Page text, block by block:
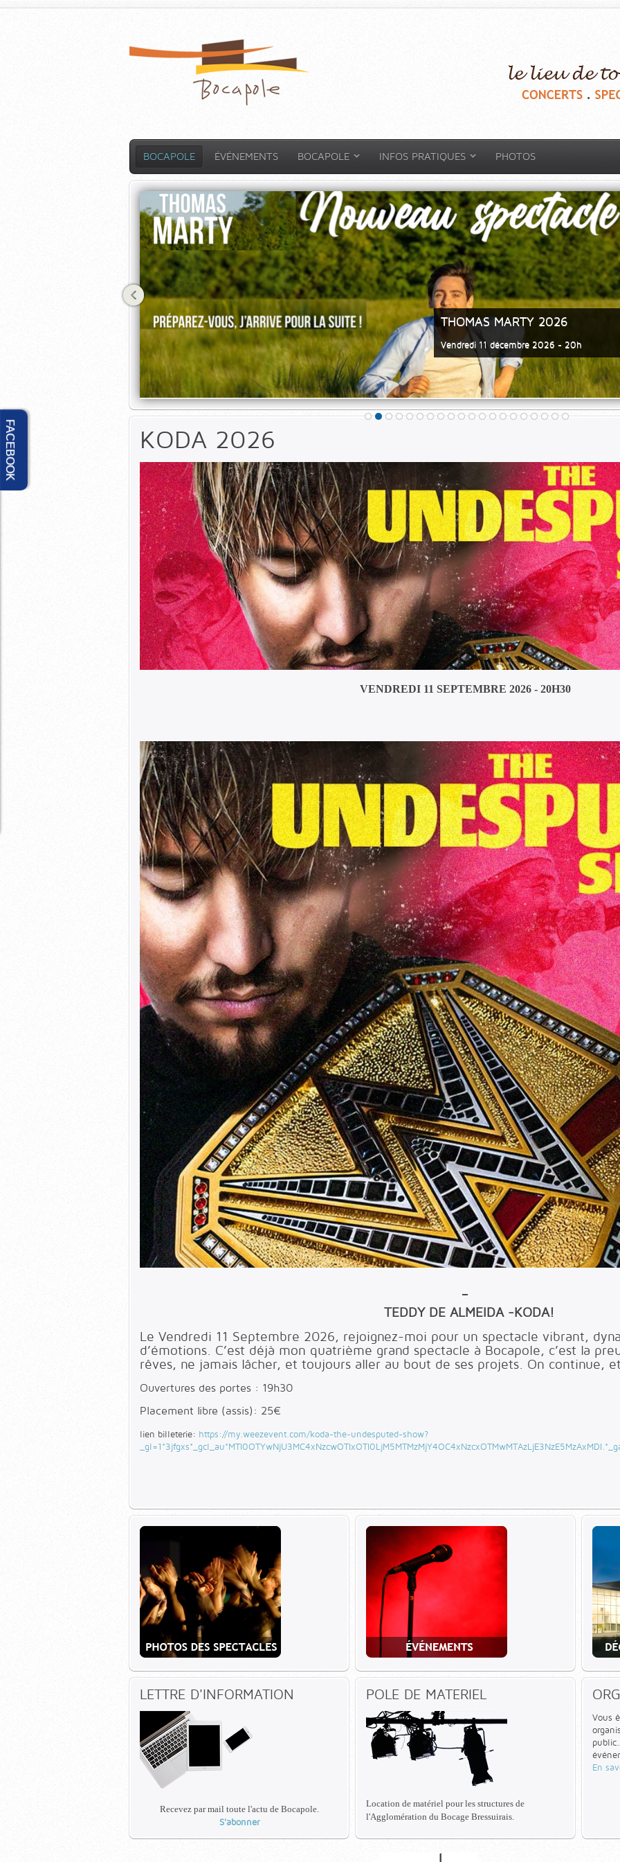
BOCAPOLE ÉVÉNEMENTS BOCAPOLE INFOS PRATIQUES PHOTOS
CATHERINE LARA 2027
SAMEDI 2 OCTOBRE 2027 - 20H
KODA 2026
VENDREDI 11 SEPTEMBRE 2026 - 20H30
TEDDY DE ALMEIDA -KODA!
Le Vendredi 11 Septembre 2026, rejoignez-moi pour un spectacle vibrant,
d’émotions. C’est déjà mon quatrième grand spectacle à Bocapole, c’est la
rêves, ne jamais lâcher, et toujours aller au bout de ses projets. On continue,
Ouvertures des portes : 19h30
Placement libre (assis): 25€
lien billeterie: https://my.weezevent.com/koda-the-undesputed-show?
LETTRE D'INFORMATION
Recevez par mail toute l'actu de Bocapole.
S'abonner
POLE DE MATERIEL
Location de matériel pour les structures de
l'Agglomération du Bocage Bressuirais.
Vous
En
FACEBOOK